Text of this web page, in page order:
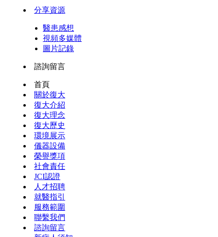
分享資源
醫患感想
視頻多媒體
圖片記錄
諮詢留言
首頁
關於復大
復大介紹
復大理念
復大歷史
環境展示
儀器設備
榮譽獎項
社會責任
JCI認證
人才招聘
就醫指引
服務範圍
聯繫我們
諮詢留言